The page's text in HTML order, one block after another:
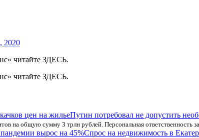
2020
читайте ЗДЕСЬ.
читайте ЗДЕСЬ.
Путин потребовал не допустить
на общую сумму 3 трлн рублей. Персональная ответственность
Спрос на недвижимость в